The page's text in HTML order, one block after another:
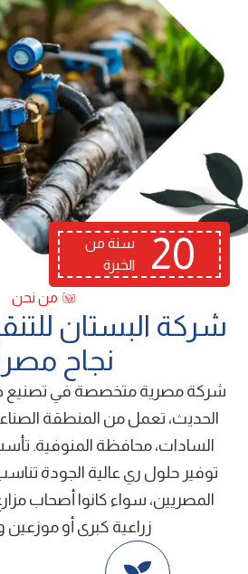
سنة من
الخبرة
20
من نحن
ﺷﺮﻛﺔ اﻟﺒﺴﺘﺎن
ﻧﺠﺎح
شركة ﻣﺼﺮﻳﺔ ﻣﺘﺨﺼﺼﺔ ﻓﻲ ﺗﺼﻨﻴﻊ
اﻟﺤﺪﻳﺚ، ﺗﻌﻤﻞ ﻣﻦ اﻟﻤﻨﻄﻘﺔ
اﻟﺴﺎدات، ﻣﺤﺎﻓﻈﺔ اﻟﻤﻨﻮﻓﻴﺔ.
ﺗﻮﻓﻴﺮ ﺣﻠﻮل ري ﻋﺎﻟﻴﺔ اﻟﺠﻮدة
اﻟﻤﺼﺮﻳﻴﻦ، ﺳﻮاء ﻛﺎﻧﻮا أﺻﺤﺎب
زراﻋﻴﺔ ﻛﺒﺮى أو ﻣﻮزﻋﻴﻦ